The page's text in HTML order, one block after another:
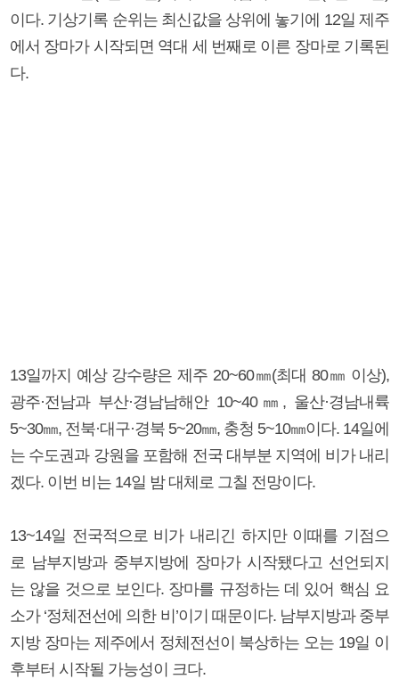
이다. 기상기록 순위는 최신값을 상위에 놓기에 12일 제주
에서 장마가 시작되면 역대 세 번째로 이른 장마로 기록된
다.
13일까지 예상 강수량은 제주 20~60㎜(최대 80㎜ 이상),
광주·전남과 부산·경남남해안 10~40㎜, 울산·경남내륙
5~30㎜, 전북·대구·경북 5~20㎜, 충청 5~10㎜이다. 14일에
는 수도권과 강원을 포함해 전국 대부분 지역에 비가 내리
겠다. 이번 비는 14일 밤 대체로 그칠 전망이다.
13~14일 전국적으로 비가 내리긴 하지만 이때를 기점으
로 남부지방과 중부지방에 장마가 시작됐다고 선언되지
는 않을 것으로 보인다. 장마를 규정하는 데 있어 핵심 요
소가 ‘정체전선에 의한 비’이기 때문이다. 남부지방과 중부
지방 장마는 제주에서 정체전선이 북상하는 오는 19일 이
후부터 시작될 가능성이 크다.